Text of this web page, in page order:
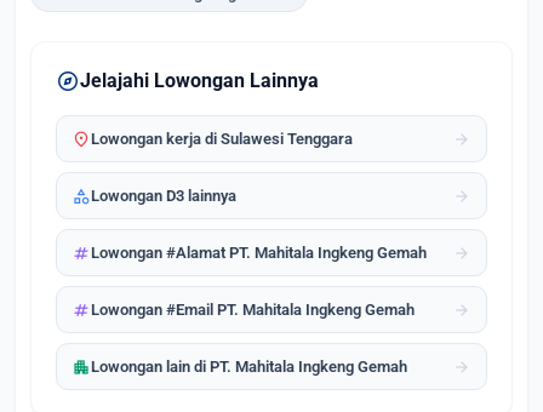
exploreJelajahi Lowongan Lainnya
location_onLowongan kerja di Sulawesi Tenggara arrow_forward
categoryLowongan D3 lainnya arrow_forward
tagLowongan #Alamat PT. Mahitala Ingkeng Gemah arrow_forward
tagLowongan #Email PT. Mahitala Ingkeng Gemah arrow_forward
apartmentLowongan lain di PT. Mahitala Ingkeng Gemah arrow_forward